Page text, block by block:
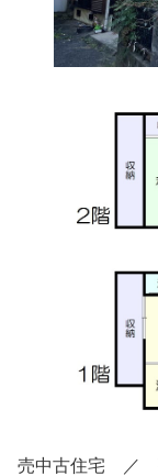
売中古住宅 ／